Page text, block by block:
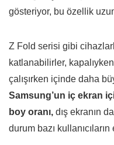
gösteriyor, bu özellik
Z Fold serisi gibi
katlanabilirler,
çalışırken içinde daha
Samsung’un iç ekran
boy oranı, dış ekranın
durum bazı